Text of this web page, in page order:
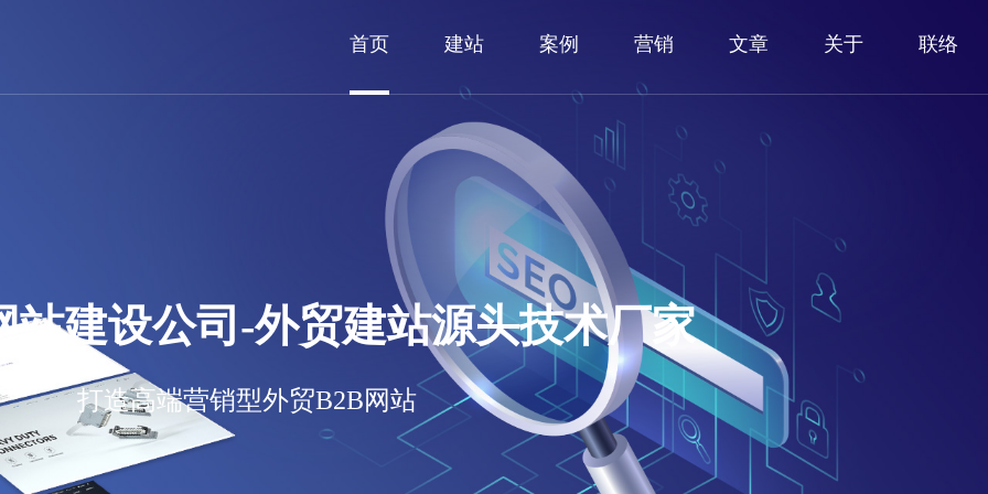
首页 建站 案例 营销 文章 关于 联络
站建设公司-外贸建站源头技术厂家
打造高端营销型外贸B2B网站